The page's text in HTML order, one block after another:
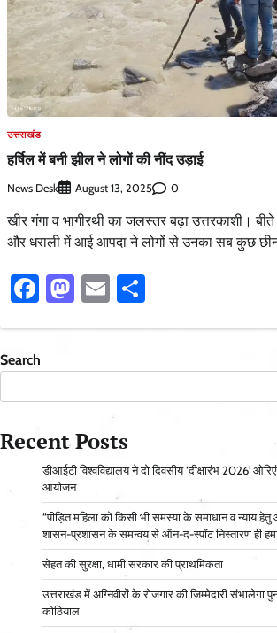
उत्तराखंड
हर्षिल में बनी झील ने लोगों की नींद उड़ाई
News Desk August 13, 2025 0
खीर गंगा व भागीरथी का जलस्तर बढ़ा उत्तरकाशी।
और धराली में आई आपदा ने लोगों से उनका सब कुछ
Facebook
Mastodon
Email
Search
Recent Posts
डीआईटी विश्वविद्यालय ने दो दिवसीय ‘दीक्षारंभ 2026’
आयोजन
“पीड़ित महिला को किसी भी समस्या के समाधान व न्याय
शासन-प्रशासन के समन्वय से ऑन-द-स्पॉट निस्तारण ही
सेहत की सुरक्षा, धामी सरकार की प्राथमिकता
उत्तराखंड में अग्निवीरों के रोजगार की जिम्मेदारी संभालेगा
कोठियाल